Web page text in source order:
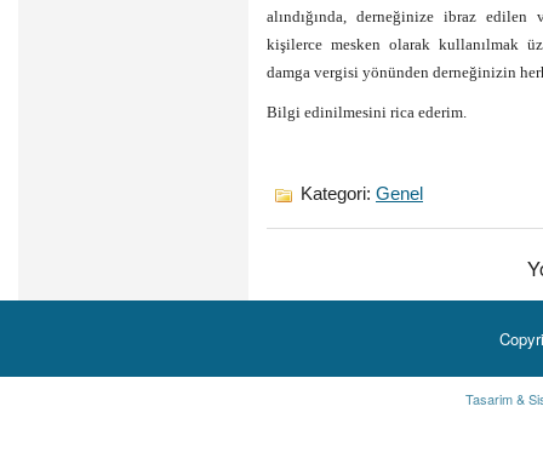
alındığında, derneğinize ibraz
kişilerce mesken olarak kullanılmak
damga vergisi yönünden derneğinizin
Bilgi edinilmesini rica ederim.
Kategori: Genel
Tasarim &